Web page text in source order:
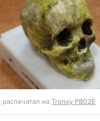
распечатал на Tronxy P802E